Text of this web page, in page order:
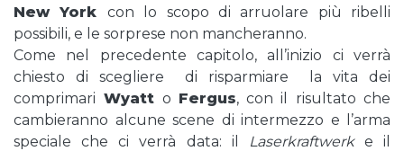
New York con lo scopo di arruolare più ribelli
possibili, e le sorprese non mancheranno.
Come nel precedente capitolo, all’inizio ci verrà
chiesto di scegliere di risparmiare la vita dei
comprimari Wyatt o Fergus, con il risultato che
cambieranno alcune scene di intermezzo e l’arma
speciale che ci verrà data: il
Laserkraftwerke il